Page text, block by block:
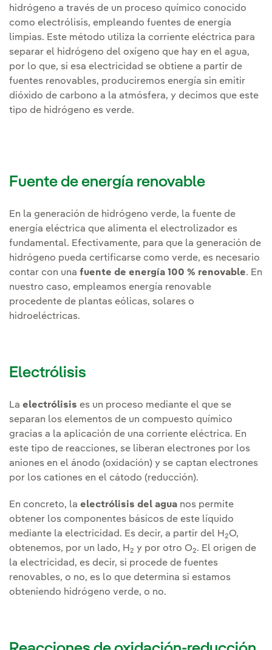
hidrógeno a través de un proceso químico conocido
como electrólisis, empleando fuentes de energía
limpias. Este método utiliza la corriente eléctrica para
separar el hidrógeno del oxígeno que hay en el agua,
por lo que, si esa electricidad se obtiene a partir de
fuentes renovables, produciremos energía sin emitir
dióxido de carbono a la atmósfera, y decimos que este
tipo de hidrógeno es verde.
Fuente de energía renovable
En la generación de hidrógeno verde, la fuente de
energía eléctrica que alimenta el electrolizador es
fundamental. Efectivamente, para que la generación de
hidrógeno pueda certificarse como verde, es necesario
contar con una fuente de energía 100 % renovable. En
nuestro caso, empleamos energía renovable
procedente de plantas eólicas, solares o
hidroeléctricas.
Electrólisis
La electrólisis es un proceso mediante el que se
separan los elementos de un compuesto químico
gracias a la aplicación de una corriente eléctrica. En
este tipo de reacciones, se liberan electrones por los
aniones en el ánodo (oxidación) y se captan electrones
por los cationes en el cátodo (reducción).
En concreto, la electrólisis del agua nos permite
obtener los componentes básicos de este líquido
mediante la electricidad. Es decir, a partir del H 2O,
obtenemos, por un lado, H 2 y por otro O2. El origen de
la electricidad, es decir, si procede de fuentes
renovables, o no, es lo que determina si estamos
obteniendo hidrógeno verde, o no.